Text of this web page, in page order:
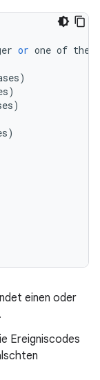
or one of the
)
)
)
)
einen oder
Ereigniscodes